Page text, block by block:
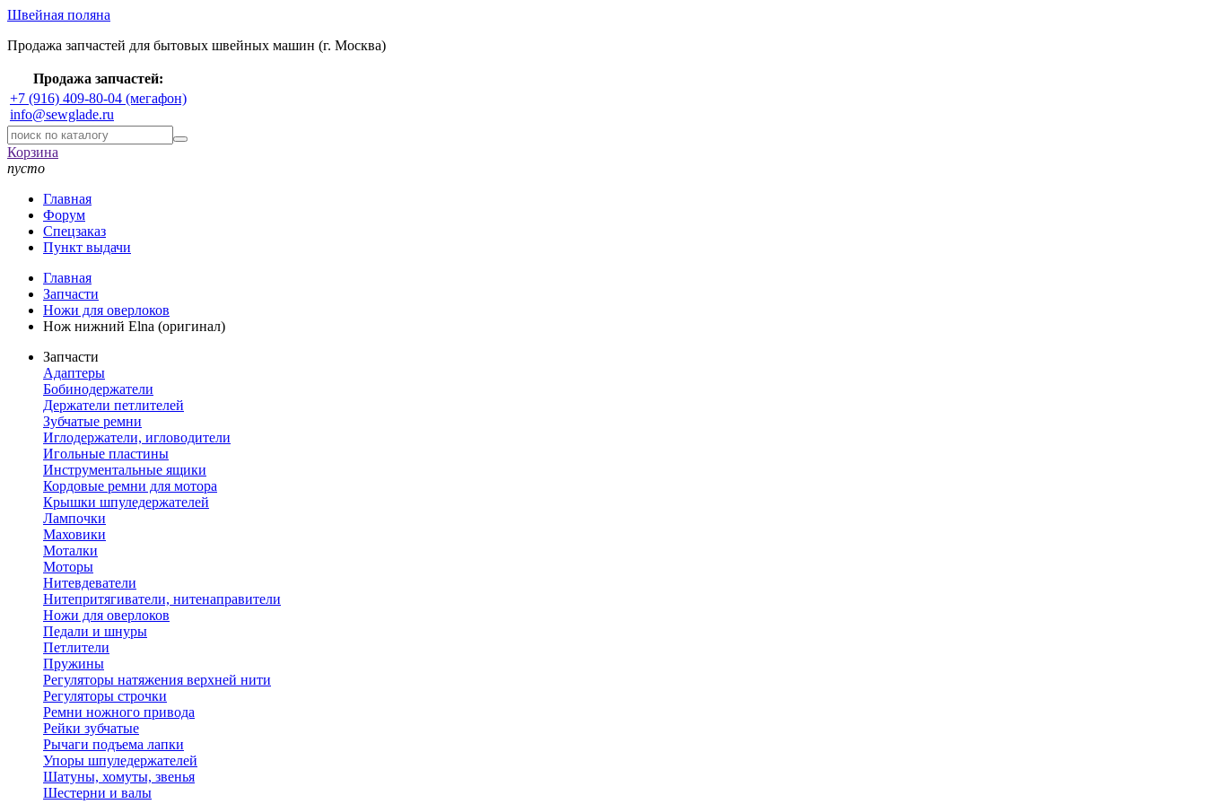
Швейная поляна
Продажа запчастей для бытовых швейных машин (г. Москва)
Продажа запчастей:
+7 (916) 409-80-04 (мегафон)
info@sewglade.ru
Корзина
пусто
Главная
Форум
Спецзаказ
Пункт выдачи
Главная
Запчасти
Ножи для оверлоков
Нож нижний Elna (оригинал)
Запчасти
Адаптеры
Бобинодержатели
Держатели петлителей
Зубчатые ремни
Иглодержатели, игловодители
Игольные пластины
Инструментальные ящики
Кордовые ремни для мотора
Крышки шпуледержателей
Лампочки
Маховики
Моталки
Моторы
Нитевдеватели
Нитепритягиватели, нитенаправители
Ножи для оверлоков
Педали и шнуры
Петлители
Пружины
Регуляторы натяжения верхней нити
Регуляторы строчки
Ремни ножного привода
Рейки зубчатые
Рычаги подъема лапки
Упоры шпуледержателей
Шатуны, хомуты, звенья
Шестерни и валы